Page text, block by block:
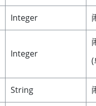
Integer
Integer
(
String